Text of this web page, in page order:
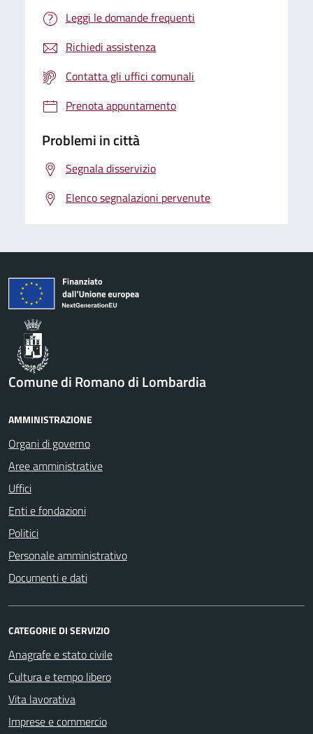
Leggi le domande frequenti
Richiedi assistenza
Contatta gli uffici comunali
Prenota appuntamento
Problemi in città
Segnala disservizio
Elenco segnalazioni pervenute
Comune di Romano di Lombardia
AMMINISTRAZIONE
Organi di governo
Aree amministrative
Uffici
Enti e fondazioni
Politici
Personale amministrativo
Documenti e dati
CATEGORIE DI SERVIZIO
Anagrafe e stato civile
Cultura e tempo libero
Vita lavorativa
Imprese e commercio